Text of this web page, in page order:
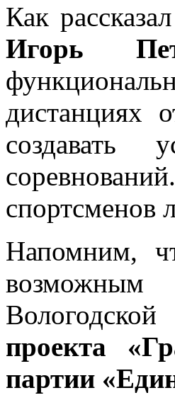
Как
Игорь
дистанциях
создавать
спортсменов
Напомним,
возможным
проекта
партии